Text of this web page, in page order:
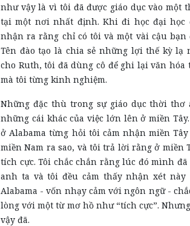
như vậy là vì tôi đã được giáo dục vào một
tại một nơi nhất định. Khi đi học đại học
nhận ra rằng chỉ có tôi và một vài cậu bạn
Tên đào tạo là chia sẻ những lợi thế kỳ lạ
cho Ruth, tôi đã dùng cô để ghi lại văn hóa
mà tôi từng kinh nghiệm.
Những đặc thù trong sự giáo dục thời thơ
những cái khác của việc lớn lên ở miền
ở Alabama từng hỏi tôi cảm nhận miền
miền Nam ra sao, và tôi trả lời rằng ở miền
tích cực. Tôi chắc chắn rằng lúc đó mình
anh ta và tôi đều cảm thấy nhận xét
Alabama - vốn nhạy cảm với ngôn ngữ -
lòng với một từ mơ hồ như “tích cực”.
vậy đã.